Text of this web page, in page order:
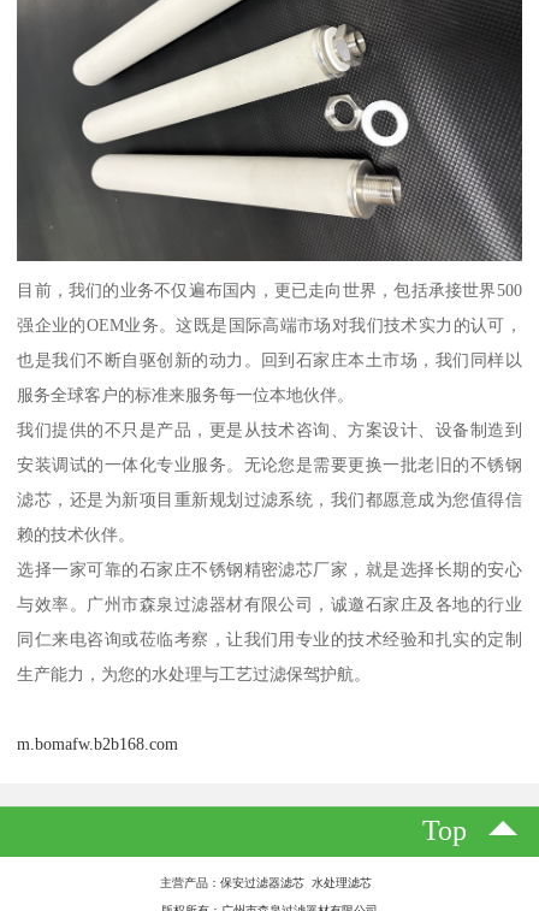
目前，我们的业务不仅遍布国内，更已走向世界，包括承接世界500
强企业的OEM业务。这既是国际高端市场对我们技术实力的认可，
也是我们不断自驱创新的动力。回到石家庄本土市场，我们同样以
服务全球客户的标准来服务每一位本地伙伴。
我们提供的不只是产品，更是从技术咨询、方案设计、设备制造到
安装调试的一体化专业服务。无论您是需要更换一批老旧的不锈钢
滤芯，还是为新项目重新规划过滤系统，我们都愿意成为您值得信
赖的技术伙伴。
选择一家可靠的石家庄不锈钢精密滤芯厂家，就是选择长期的安心
与效率。广州市森泉过滤器材有限公司，诚邀石家庄及各地的行业
同仁来电咨询或莅临考察，让我们用专业的技术经验和扎实的定制
生产能力，为您的水处理与工艺过滤保驾护航。
m.bomafw.b2b168.com
Top
主营产品：保安过滤器滤芯 水处理滤芯